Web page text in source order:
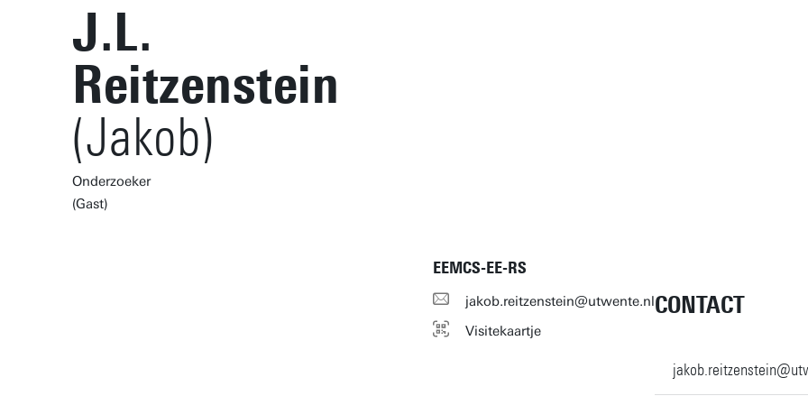
J.L.
Reitzenstein
(Jakob)
Onderzoeker
(Gast)
EEMCS-EE-RS
jakob.reitzenstein@utwente.nl
Visitekaartje
CONTACT